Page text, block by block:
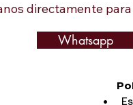
directamente
Whatsapp
•